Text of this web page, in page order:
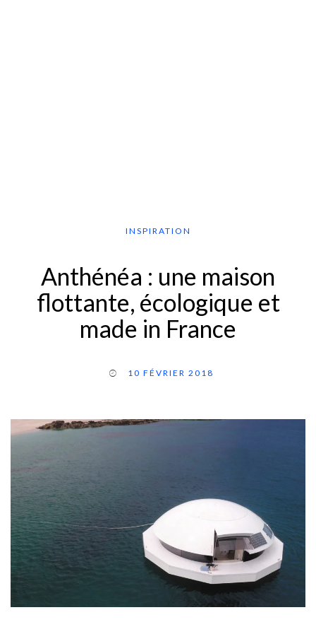
INSPIRATION
Anthénéa : une maison
flottante, écologique et
made in France
10 FÉVRIER 2018